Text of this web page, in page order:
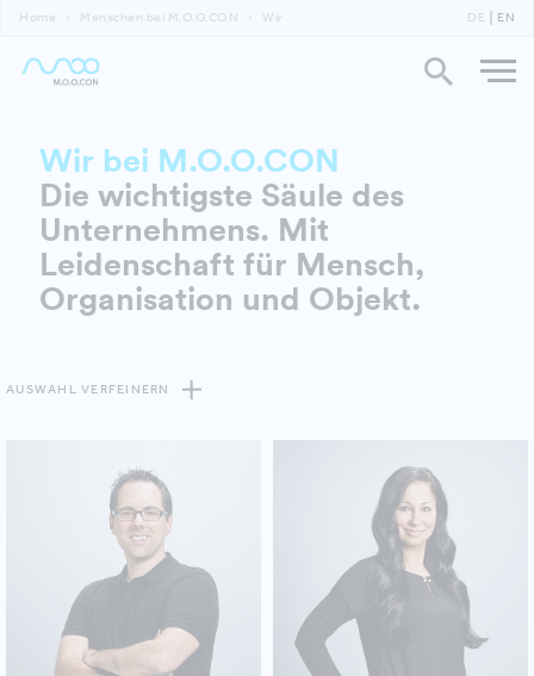
Home Menschen bei M.O.O.CON Wir DE EN
Wir bei M.O.O.CON
Die wichtigste Säule des
Unternehmens. Mit
Leidenschaft für Mensch,
Organisation und Objekt.
AUSWAHL VERFEINERN